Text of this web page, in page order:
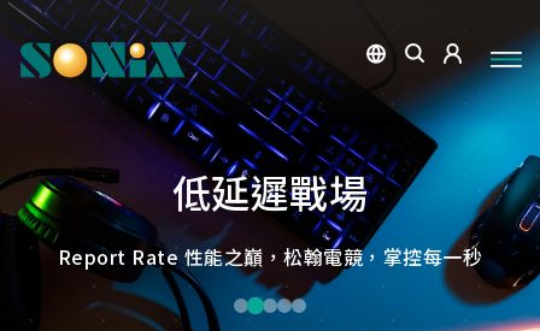
微小核心，巨大力量
松翰MCU：極致效能，智慧應用無所不在
低延遲戰場
Report Rate 性能之巔，松翰電競，掌控每一秒
捕捉每個清晰瞬間
高畫質ISP技術，支援HDR/3D降噪，提供卓越影像處理
能力
點讀魔法，數位學習新體驗
OID光學辨識技術，紙本內容瞬間數位化，開啟互動新篇
章
低延遲，無線視界
確保流暢穩定的影像傳輸